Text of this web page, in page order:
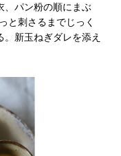
パン粉の順にまぶ
と刺さるまでじっく
新玉ねぎダレを添え